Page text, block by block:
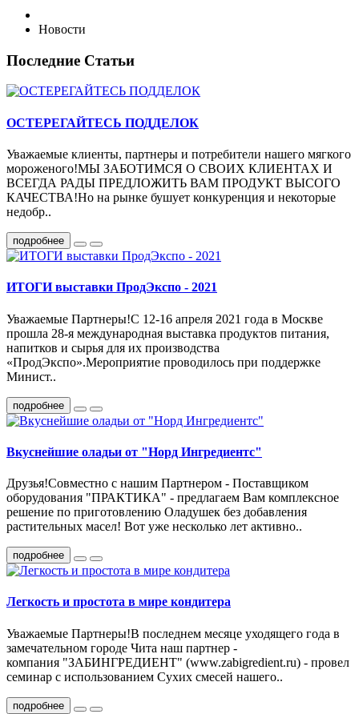
Новости
Последние Статьи
ОСТЕРЕГАЙТЕСЬ ПОДДЕЛОК
Уважаемые клиенты, партнеры и потребители нашего мягкого
мороженого!МЫ ЗАБОТИМСЯ О СВОИХ КЛИЕНТАХ И
ВСЕГДА РАДЫ ПРЕДЛОЖИТЬ ВАМ ПРОДУКТ ВЫСОГО
КАЧЕСТВА!Но на рынке бушует конкуренция и некоторые
недобр..
подробнее
ИТОГИ выставки ПродЭкспо - 2021
Уважаемые Партнеры!С 12-16 апреля 2021 года в Москве
прошла 28-я международная выставка продуктов питания,
напитков и сырья для их производства
«ПродЭкспо».Мероприятие проводилось при поддержке
Минист..
подробнее
Вкуснейшие оладьи от "Норд Ингредиентс"
Друзья!Совместно с нашим Партнером - Поставщиком
оборудования "ПРАКТИКА" - предлагаем Вам комплексное
решение по приготовлению Оладушек без добавления
растительных масел! Вот уже несколько лет активно..
подробнее
Легкость и простота в мире кондитера
Уважаемые Партнеры!В последнем месяце уходящего года в
замечательном городе Чита наш партнер -
компания "ЗАБИНГРЕДИЕНТ" (www.zabigredient.ru) - провел
семинар с использованием Сухих смесей нашего..
подробнее